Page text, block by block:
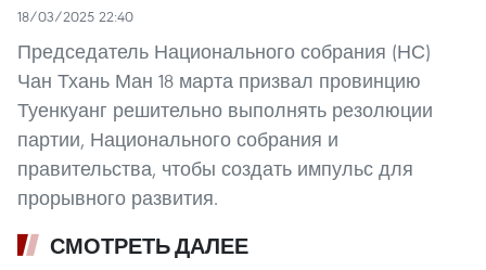
18/03/2025 22:40
Председатель Национального собрания (НС)
Чан Тхань Ман 18 марта призвал провинцию
Туенкуанг решительно выполнять резолюции
партии, Национального собрания и
правительства, чтобы создать импульс для
прорывного развития.
СМОТРЕТЬ ДАЛЕЕ